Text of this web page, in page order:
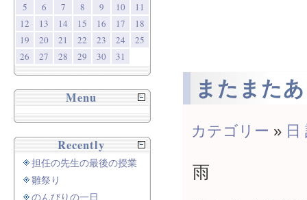
またまた
カテゴリー » 日
雨
5
6 7 8 9 10
11
12
13 14 15 16 17
18
19
20 21 22 23 24
25
26
27 28 29 30 31
Menu
Recently
担任の先生の最後の授業
雛祭り
のんびりの一日